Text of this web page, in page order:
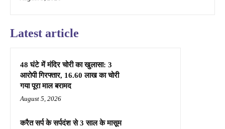
Latest article
48 घंटे में मंदिर चोरी का खुलासा: 3
आरोपी गिरफ्तार, 16.60 लाख का चोरी
गया पूरा माल बरामद
August 5, 2026
करैत सर्प के सर्पदंश से 3 साल के मासूम